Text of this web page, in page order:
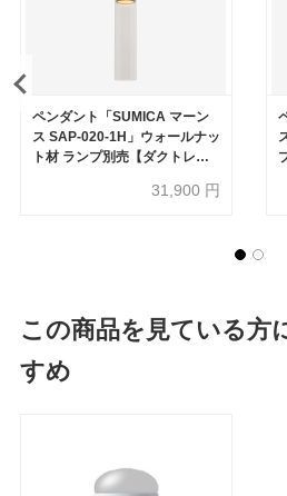
ペンダント「SUMICA マーン
ス SAP-020-1H」ウォールナッ
ト材 ランプ別売【ダクトレー
31,900 円
この商品を見ている方
すめ